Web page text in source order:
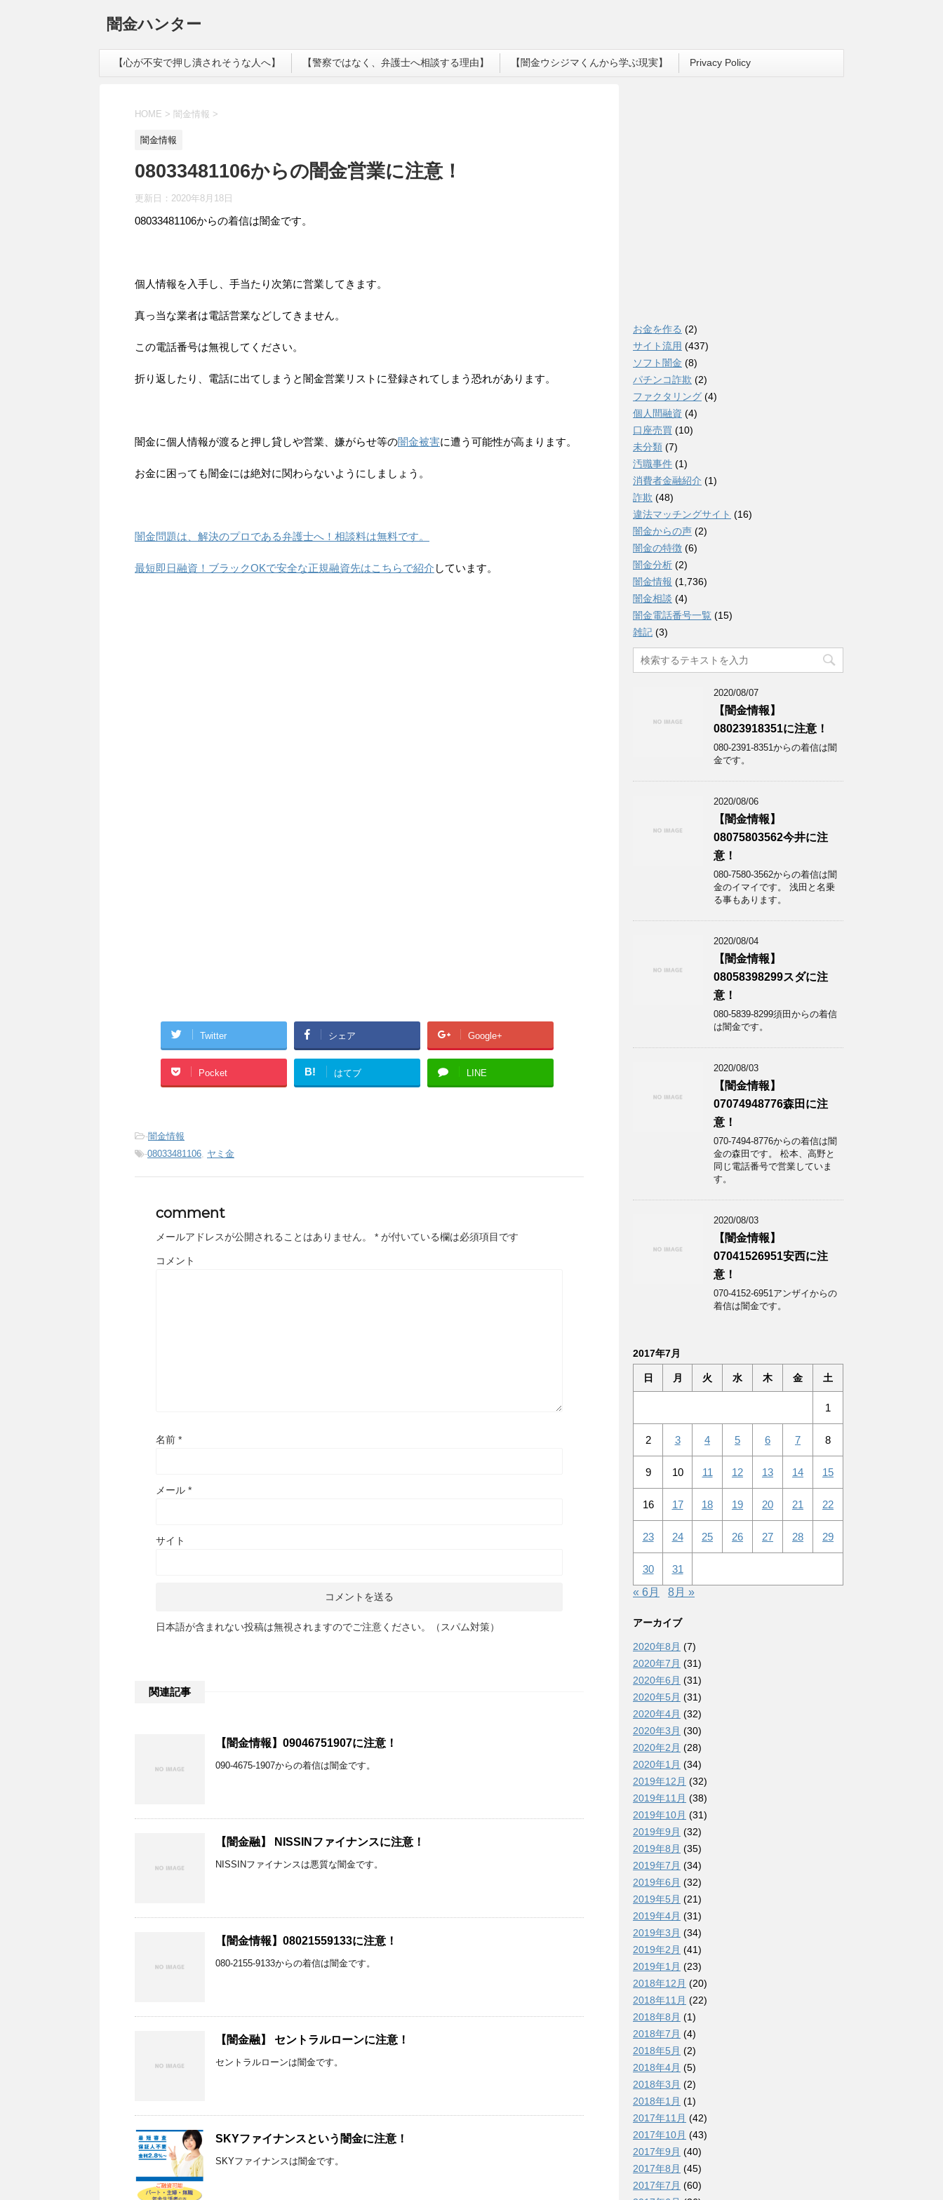
闇金ハンター
【心が不安で押し潰されそうな人へ】 【警察ではなく、弁護士へ相談する理由】 【闇金ウシジマくんから学ぶ現実】 Privacy Policy
HOME > 闇金情報 >
闇金情報
08033481106からの闇金営業に注意！
更新日： 2020年8月18日
08033481106からの着信は闇金です。
個人情報を入手し、手当たり次第に営業してきます。
真っ当な業者は電話営業などしてきません。
この電話番号は無視してください。
折り返したり、電話に出てしまうと闇金営業リストに登録されてしまう恐れがあります。
闇金に個人情報が渡ると押し貸しや営業、嫌がらせ等の闇金被害に遭う可能性が高まります。
お金に困っても闇金には絶対に関わらないようにしましょう。
闇金問題は、解決のプロである弁護士へ！相談料は無料です。
最短即日融資！ブラックOKで安全な正規融資先はこちらで紹介 しています。
Twitter シェア Google+
Pocket B! はてブ LINE
-闇金情報
-08033481106, ヤミ金
comment
メールアドレスが公開されることはありません。 * が付いている欄は必須項目です
コメント
名前 *
メール *
サイト
日本語が含まれない投稿は無視されますのでご注意ください。（スパム対策）
関連記事
【闇金情報】09046751907に注意！
090-4675-1907からの着信は闇金です。
【闇金融】 NISSINファイナンスに注意！
NISSINファイナンスは悪質な闇金です。
【闇金情報】08021559133に注意！
080-2155-9133からの着信は闇金です。
【闇金融】 セントラルローンに注意！
セントラルローンは闇金です。
SKYファイナンスという闇金に注意！
SKYファイナンスは闇金です。
お金を作る (2)
サイト流用 (437)
ソフト闇金 (8)
パチンコ詐欺 (2)
ファクタリング (4)
個人間融資 (4)
口座売買 (10)
未分類 (7)
汚職事件 (1)
消費者金融紹介 (1)
詐欺 (48)
違法マッチングサイト (16)
闇金からの声 (2)
闇金の特徴 (6)
闇金分析 (2)
闇金情報 (1,736)
闇金相談 (4)
闇金電話番号一覧 (15)
雑記 (3)
2020/08/07
【闇金情報】
08023918351に注意！
080-2391-8351からの着信は闇
金です。
2020/08/06
【闇金情報】
08075803562今井に注
意！
080-7580-3562からの着信は闇
金のイマイです。 浅田と名乗
る事もあります。
2020/08/04
【闇金情報】
08058398299スダに注
意！
080-5839-8299須田からの着信
は闇金です。
2020/08/03
【闇金情報】
07074948776森田に注
意！
070-7494-8776からの着信は闇
金の森田です。 松本、高野と
同じ電話番号で営業していま
す。
2020/08/03
【闇金情報】
07041526951安西に注
意！
070-4152-6951アンザイからの
着信は闇金です。
2017年7月
日 月 火 水 木 金 土
1
2 3 4 5 6 7 8
9 10 11 12 13 14 15
16 17 18 19 20 21 22
23 24 25 26 27 28 29
30
31
« 6月
8月 »
アーカイブ
2020年8月 (7)
2020年7月 (31)
2020年6月 (31)
2020年5月 (31)
2020年4月 (32)
2020年3月 (30)
2020年2月 (28)
2020年1月 (34)
2019年12月 (32)
2019年11月 (38)
2019年10月 (31)
2019年9月 (32)
2019年8月 (35)
2019年7月 (34)
2019年6月 (32)
2019年5月 (21)
2019年4月 (31)
2019年3月 (34)
2019年2月 (41)
2019年1月 (23)
2018年12月 (20)
2018年11月 (22)
2018年8月 (1)
2018年7月 (4)
2018年5月 (2)
2018年4月 (5)
2018年3月 (2)
2018年1月 (1)
2017年11月 (42)
2017年10月 (43)
2017年9月 (40)
2017年8月 (45)
2017年7月 (60)